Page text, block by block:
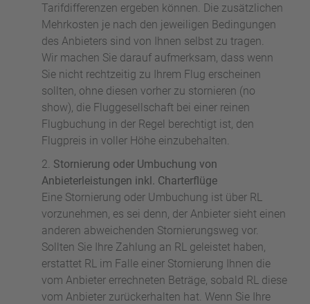
Tarifdifferenzen ergeben können. Die zusätzlichen
Mehrkosten je nach den jeweiligen Bedingungen
des Anbieters sind von Ihnen selbst zu tragen.
Wir machen Sie darauf aufmerksam, dass wenn
Sie nicht rechtzeitig zu Ihrem Flug erscheinen
sollten, ohne diesen vorher zu stornieren (no
show), die Fluggesellschaft bei einer reinen
Flugbuchung in der Regel berechtigt ist, den
Flugpreis in voller Höhe einzubehalten.
Stornierung oder Umbuchung von
Anbieterleistungen inkl. Charterflüge
Eine Stornierung oder Umbuchung ist über RL
vorzunehmen, es sei denn, der Anbieter sieht einen
anderen abweichenden Stornierungsweg vor.
Sollten Sie Ihre Zahlung an RL geleistet haben,
erstattet RL im Falle einer Stornierung Ihnen die
vom Anbieter errechneten Beträge, sobald RL diese
vom Anbieter zurückerhalten hat. Wenn Sie Ihre